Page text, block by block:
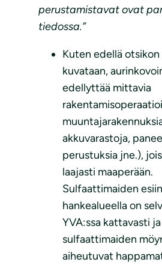
perustamistavat ovat
tiedossa.”
Kuten edellä
kuvataan,
edellyttää mittavia
akkuvarastoja,
perustuksia jne.),
laajasti maaperään.
Sulfaattimaiden
hankealueella on
YVA:ssa kattavasti ja
sulfaattimaiden
aiheutuvat